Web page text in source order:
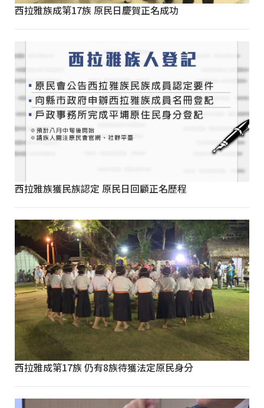
西拉雅族成第17族 原民日慶賀正名成功
西拉雅族獲民族認定 原民日回顧正名歷程
西拉雅成第17族 仍有8族待獲法定原民身分